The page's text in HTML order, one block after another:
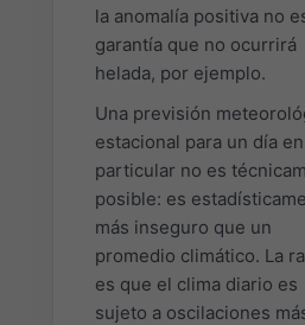
la anomalía positiva no
garantía que no ocurrirá
helada, por ejemplo.
Una previsión
estacional para un día en
particular no es
posible: es
más inseguro que un
promedio climático. La
es que el clima diario es
sujeto a oscilaciones